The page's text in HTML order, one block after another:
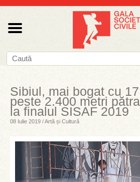
Sibiul, mai bogat cu
peste 2.400 metri
la finalul SISAF 2019
08 Iulie 2019 / Artă și Cultură